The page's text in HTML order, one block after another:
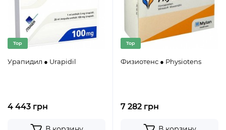
Top
Урапидил ● Urapidil
4 443 грн
Top
Физиотенс ● Physiotens
7 282 грн